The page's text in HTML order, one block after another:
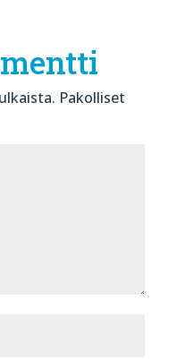
Pakolliset